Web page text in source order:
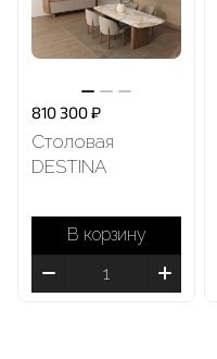
810 300 ₽
Столовая
DESTINA
В корзину